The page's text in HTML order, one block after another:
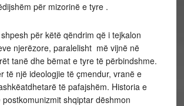
për mizorinë e tyre .
për këtë qëndrim që i tejkalon
njerëzore, paralelisht më vijnë në
tanë dhe bëmat e tyre të përbindshme.
të një ideologjie të çmendur, vranë e
të pafajshëm. Historia e
shqiptar dëshmon